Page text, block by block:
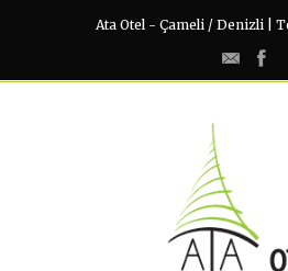
Ata Otel - Çameli / Denizli |